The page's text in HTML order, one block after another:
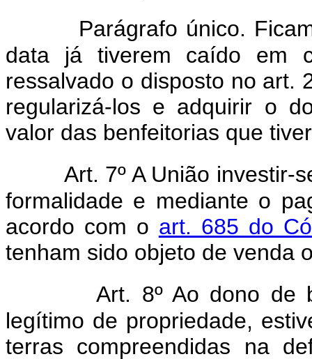
Parágrafo único.
data já tiverem caído em
ressalvado o disposto no art.
regularizá-los e adquirir o
valor das benfeitorias que
Art. 7º A União investir-
formalidade e mediante o
acordo com o art. 685 do
tenham sido objeto de venda
Art. 8º Ao dono de
legítimo de propriedade,
terras compreendidas na